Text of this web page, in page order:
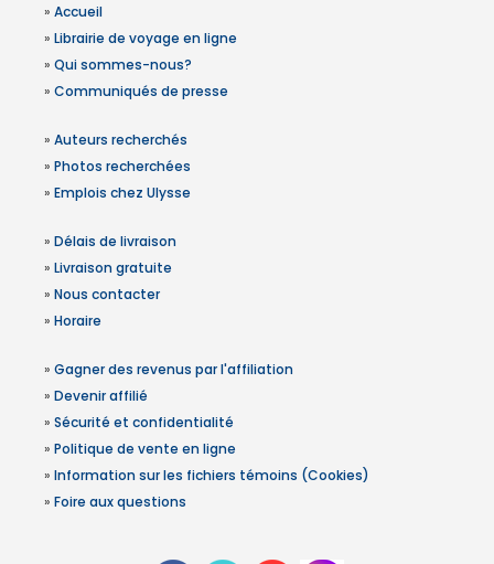
» Accueil
» Librairie de voyage en ligne
» Qui sommes-nous?
» Communiqués de presse
» Auteurs recherchés
» Photos recherchées
» Emplois chez Ulysse
» Délais de livraison
» Livraison gratuite
» Nous contacter
» Horaire
» Gagner des revenus par l'affiliation
» Devenir affilié
» Sécurité et confidentialité
» Politique de vente en ligne
» Information sur les fichiers témoins (Cookies)
» Foire aux questions